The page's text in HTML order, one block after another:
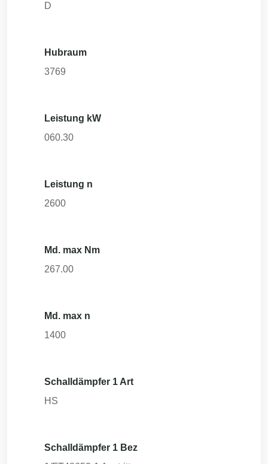
D
Hubraum
3769
Leistung kW
060.30
Leistung n
2600
Md. max Nm
267.00
Md. max n
1400
Schalldämpfer 1 Art
HS
Schalldämpfer 1 Bez